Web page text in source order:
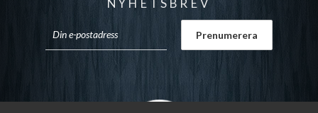
NYHETSBREV